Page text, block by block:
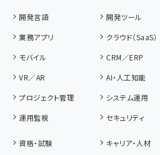
開発言語
開発ツール
業務アプリ
クラウド（SaaS）
モバイル
CRM／ERP
VR／AR
AI・人工知能
プロジェクト管理
システム運用
運用監視
セキュリティ
資格・試験 キャリア・人材